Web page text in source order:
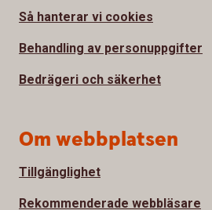
Så hanterar vi cookies
Behandling av personuppgifter
Bedrägeri och säkerhet
Om webbplatsen
Tillgänglighet
Rekommenderade webbläsare